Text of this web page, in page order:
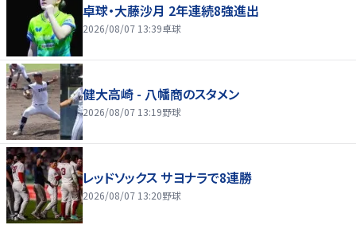
卓球・大藤沙月 2年連続8強進出
2026/08/07 13:39卓球
健大高崎 - 八幡商のスタメン
2026/08/07 13:19野球
レッドソックス サヨナラで8連勝
2026/08/07 13:20野球